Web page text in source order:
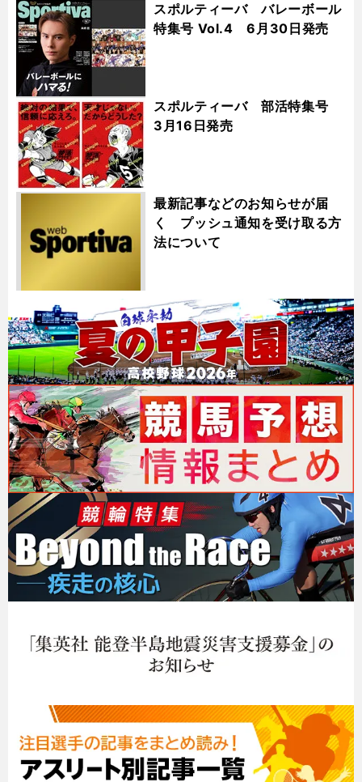
スポルティーバ バレーボール
特集号 Vol.4 6月30日発売
スポルティーバ 部活特集号
3月16日発売
最新記事などのお知らせが届
く プッシュ通知を受け取る方
法について